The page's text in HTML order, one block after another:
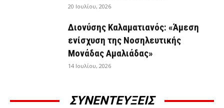
20 Ιουλίου, 2026
Διονύσης Καλαματιανός: «Άμεση
ενίσχυση της Νοσηλευτικής
Μονάδας Αμαλιάδας»
14 Ιουλίου, 2026
ΣΥΝΕΝΤΕΥΞΕΙΣ
ΣΥΝΕΝΤΕΎΞΕΙΣ